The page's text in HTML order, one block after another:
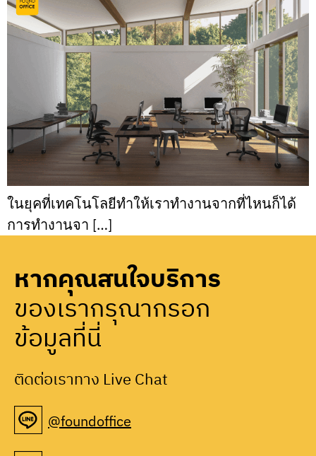
ในยุคที่เทคโนโลยีทำให้เราทำงานจากที่ไหนก็ได้
การทำงานจา […]
หากคุณสนใจบริการ
ของเรากรุณากรอก
ข้อมูลที่นี่
ติดต่อเราทาง Live Chat
@foundoffice